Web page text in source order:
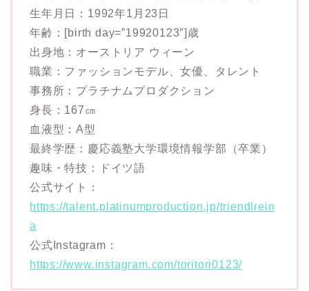
生年月日：1992年1月23日
年齢：[birth day=”19920123″]歳
出身地：オーストリア ウィーン
職業：ファッションモデル、女優、タレント
事務所：プラチナムプロダクション
身長：167㎝
血液型：A型
最終学歴：慶応義塾大学環境情報学部（卒業）
趣味・特技：ドイツ語
公式サイト：
https://talent.platinumproduction.jp/triendlrein
a
公式Instagram：
https://www.instagram.com/toritori0123/